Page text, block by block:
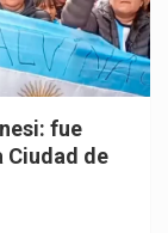
fue
Ciudad de